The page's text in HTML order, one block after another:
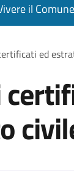
il Comune
ed